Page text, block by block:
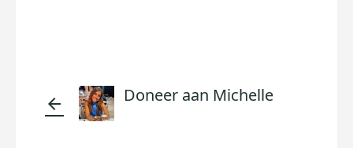
arrow_back Doneer aan Michelle